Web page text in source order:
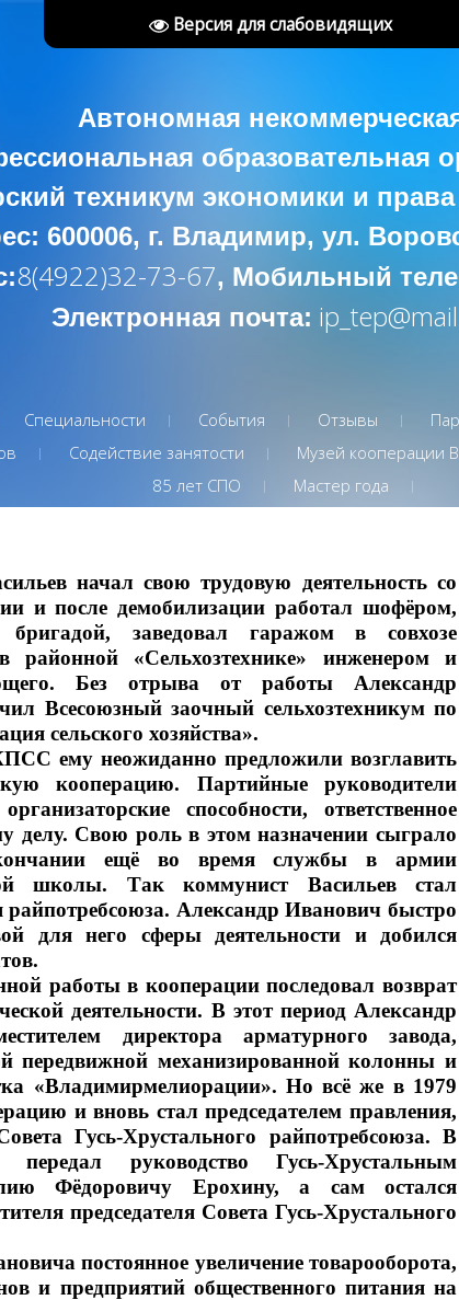
Версия для слабовидящих
Автономная
образовательная
техникум экономики и
600006, г. Владимир, ул.
8(4922)32-73-67, Мобильный
Электронная почта:
Специальности События Отзывы
Содействие занятости Музей кооперации
85 лет СПО
Мастер года
начал свою трудовую деятельность со
и после демобилизации работал шофёром,
бригадой, заведовал гаражом в совхозе
районной «Сельхозтехнике» инженером и
Без отрыва от работы Александр
Всесоюзный заочный сельхозтехникум по
сельского хозяйства».
ему неожиданно предложили возглавить
кооперацию. Партийные руководители
способности, ответственное
делу. Свою роль в этом назначении сыграло
ещё во время службы в армии
школы. Так коммунист Васильев стал
райпотребсоюза. Александр Иванович быстро
для него сферы деятельности и добился
работы в кооперации последовал возврат
деятельности. В этот период Александр
директора арматурного завода,
передвижной механизированной колонны и
«Владимирмелиорации». Но всё же в 1979
и вновь стал председателем правления,
Гусь-Хрустального райпотребсоюза. В
руководство Гусь-Хрустальным
Фёдоровичу Ерохину, а сам остался
председателя Совета Гусь-Хрустального
постоянное увеличение товарооборота,
и предприятий общественного питания на